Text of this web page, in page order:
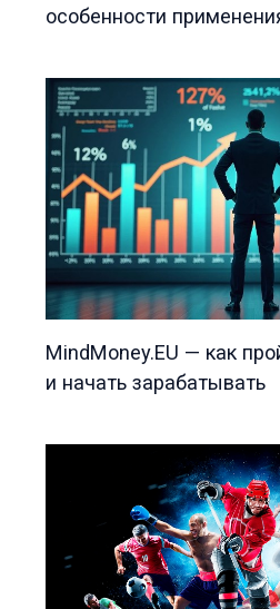
особенности
MindMoney.EU — как
и начать зарабатывать